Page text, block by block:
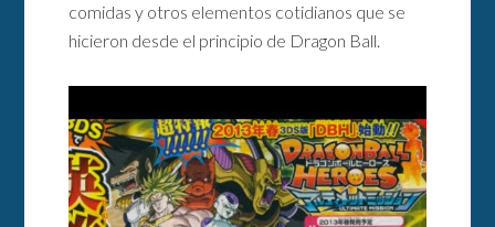
comidas y otros elementos cotidianos que se
hicieron desde el principio de Dragon Ball.